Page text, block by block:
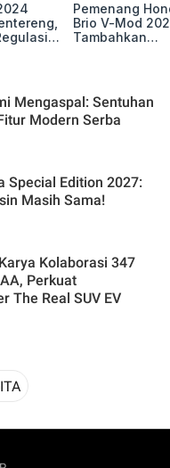
Pemenang
Brio V-Mod
Tambahkan
Mengaspal: Sentuhan
Modern Serba
Special Edition 2027:
Masih Sama!
Kolaborasi 347
Perkuat
The Real SUV EV